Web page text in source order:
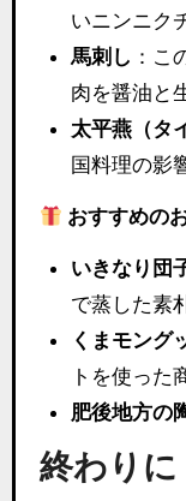
いニンニク
馬刺し ：こ
肉を醤油と
太平燕（タ
国料理の影
おすすめの
いきなり団
で蒸した素
くまモング
トを使った
肥後地方の
終わりに